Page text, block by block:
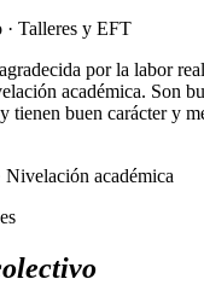
· Talleres y EFT
por la labor
académica. Son
tienen buen carácter y
Nivelación académica